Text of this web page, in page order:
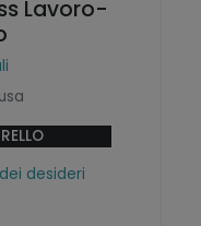
Lavoro-
desideri